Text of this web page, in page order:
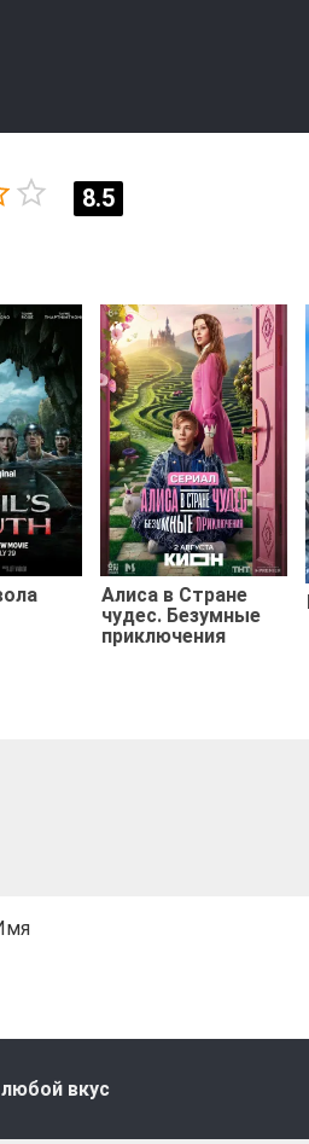
8.5
Алиса в Стране
чудес. Безумные
приключения
вкус